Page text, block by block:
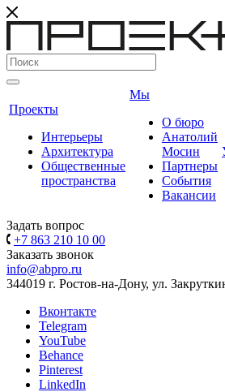
Проекты
Интерьеры
Архитектура
Общественные
пространства
Мы
О бюро
Анатолий
Мосин
Партнеры
События
Вакансии
Задать вопрос
+7 863 210 10 00
Заказать звонок
info@abpro.ru
344019 г. Ростов-на-Дону, ул.
Вконтакте
Telegram
YouTube
Behance
Pinterest
LinkedIn